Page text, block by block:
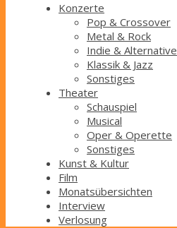
Konzerte
Pop & Crossover
Metal & Rock
Indie & Alternative
Klassik & Jazz
Sonstiges
Theater
Schauspiel
Musical
Oper & Operette
Sonstiges
Kunst & Kultur
Film
Monatsübersichten
Interview
Verlosung